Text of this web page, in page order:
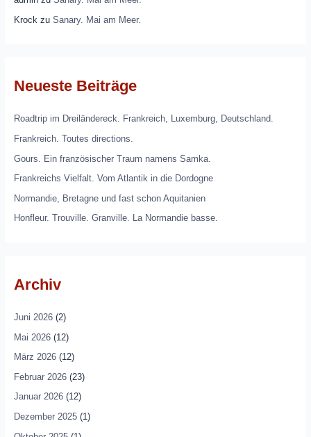
Krock zu Sanary. Mai am Meer.
Neueste Beiträge
Roadtrip im Dreiländereck. Frankreich, Luxemburg, Deutschland.
Frankreich. Toutes directions.
Gours. Ein französischer Traum namens Samka.
Frankreichs Vielfalt. Vom Atlantik in die Dordogne
Normandie, Bretagne und fast schon Aquitanien
Honfleur. Trouville. Granville. La Normandie basse.
Archiv
Juni 2026(2)
Mai 2026(12)
März 2026(12)
Februar 2026(23)
Januar 2026(12)
Dezember 2025(1)